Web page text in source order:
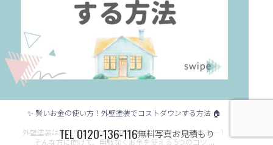
✨ 賢いお金の使い方！外壁塗装でコストダウンする方法 🏠
外壁塗装は家を守るために必要だけど、コストが気になる…！
そんな方に向けて、無駄なくお金を使える 5つのコツ ...
TEL0120-136-116無料写真お見積もり